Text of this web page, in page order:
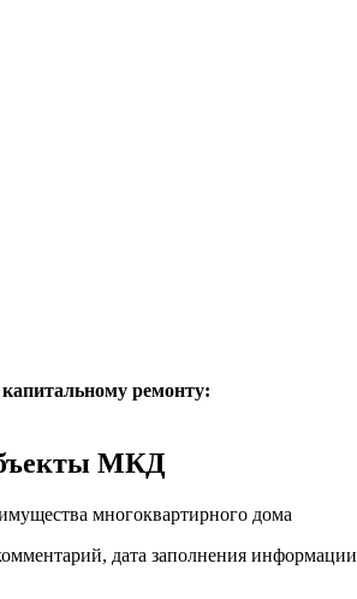
капитальному ремонту:
МКД
многоквартирного дома
дата заполнения информации